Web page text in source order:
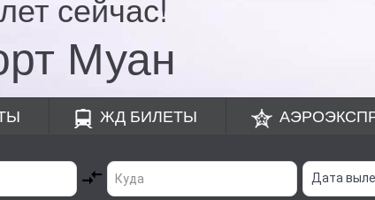
Муан
ЖД БИЛЕТЫ